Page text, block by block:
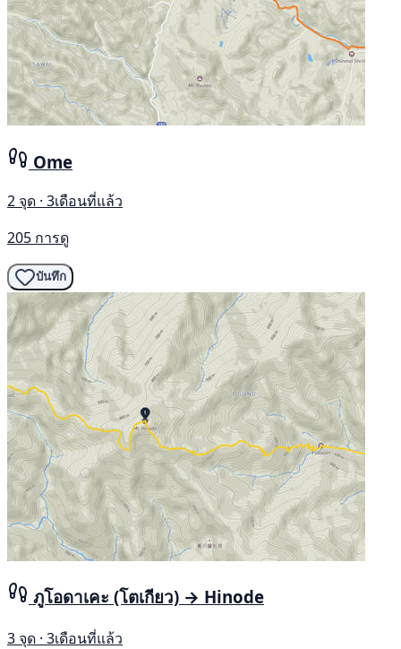
Ome
2 จุด · 3เดือนที่แล้ว
205 การดู
บันทึก
ภูโอดาเคะ (โตเกียว) → Hinode
3 จุด · 3เดือนที่แล้ว